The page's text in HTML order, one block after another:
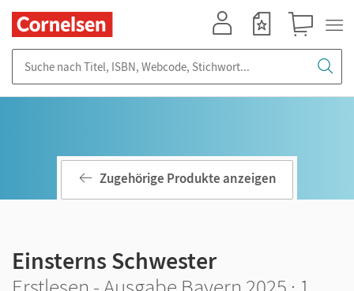
Zugehörige Produkte anzeigen
Einsterns Schwester